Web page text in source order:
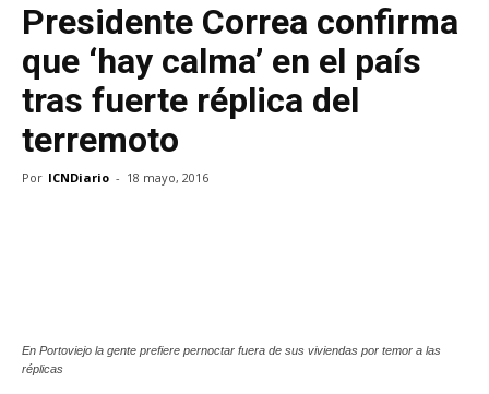
Presidente Correa confirma
que ‘hay calma’ en el país
tras fuerte réplica del
terremoto
Por ICNDiario - 18 mayo, 2016
En Portoviejo la gente prefiere pernoctar fuera de sus viviendas por temor a las
réplicas